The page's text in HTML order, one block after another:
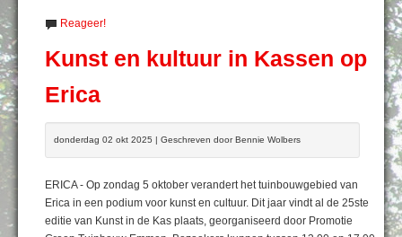
Reageer!
Kunst en kultuur in Kassen op
Erica
donderdag 02 okt 2025 | Geschreven door Bennie Wolbers
ERICA - Op zondag 5 oktober verandert het tuinbouwgebied van
Erica in een podium voor kunst en cultuur. Dit jaar vindt al de 25ste
editie van Kunst in de Kas plaats, georganiseerd door Promotie